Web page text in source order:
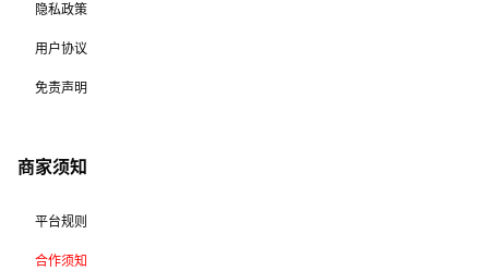
隐私政策
用户协议
免责声明
商家须知
平台规则
合作须知